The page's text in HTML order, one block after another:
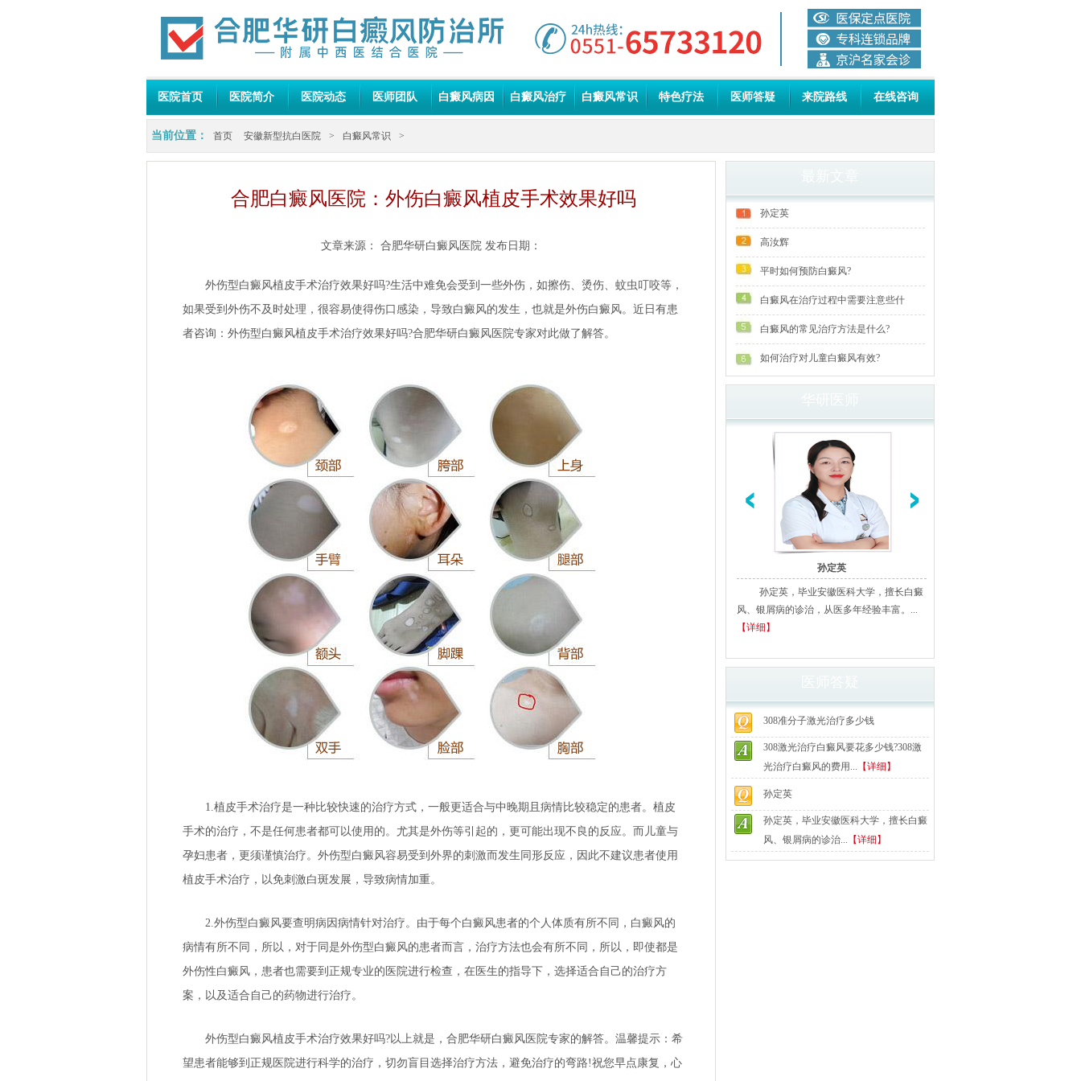
医院首页 医院简介 医院动态 医师团队 白癜风病因 白癜风治疗 白癜风常识 特色疗法 医师答疑 来院路线 在线咨询
当前位置： 首页 安徽新型抗白医院 > 白癜风常识 >
合肥白癜风医院：外伤白癜风植皮手术效果好吗
文章来源： 合肥华研白癜风医院 发布日期：
外伤型白癜风植皮手术治疗效果好吗?生活中难免会受到一些外伤，如擦伤、烫伤、蚊虫叮咬等，
如果受到外伤不及时处理，很容易使得伤口感染，导致白癜风的发生，也就是外伤白癜风。近日有患
者咨询：外伤型白癜风植皮手术治疗效果好吗?合肥华研白癜风医院专家对此做了解答。
1.植皮手术治疗是一种比较快速的治疗方式，一般更适合与中晚期且病情比较稳定的患者。植皮
手术的治疗，不是任何患者都可以使用的。尤其是外伤等引起的，更可能出现不良的反应。而儿童与
孕妇患者，更须谨慎治疗。外伤型白癜风容易受到外界的刺激而发生同形反应，因此不建议患者使用
植皮手术治疗，以免刺激白斑发展，导致病情加重。
2.外伤型白癜风要查明病因病情针对治疗。由于每个白癜风患者的个人体质有所不同，白癜风的
病情有所不同，所以，对于同是外伤型白癜风的患者而言，治疗方法也会有所不同，所以，即使都是
外伤性白癜风，患者也需要到正规专业的医院进行检查，在医生的指导下，选择适合自己的治疗方
案，以及适合自己的药物进行治疗。
外伤型白癜风植皮手术治疗效果好吗?以上就是， 合肥华研白癜风医院专家的解答。温馨提示：希
望患者能够到正规医院进行科学的治疗，切勿盲目选择治疗方法，避免治疗的弯路!祝您早点康复，心
孙定英
高汝辉
平时如何预防白癜风?
白癜风在治疗过程中需要注意些什
白癜风的常见治疗方法是什么?
如何治疗对儿童白癜风有效?
孙定英
孙定英，毕业安徽医科大学，擅长白癜
风、银屑病的诊治，从医多年经验丰富。...
【详细】
308准分子激光治疗多少钱
308激光治疗白癜风要花多少钱?308激
光治疗白癜风的费用... 【详细】
孙定英
孙定英，毕业安徽医科大学，擅长白癜
风、银屑病的诊治... 【详细】